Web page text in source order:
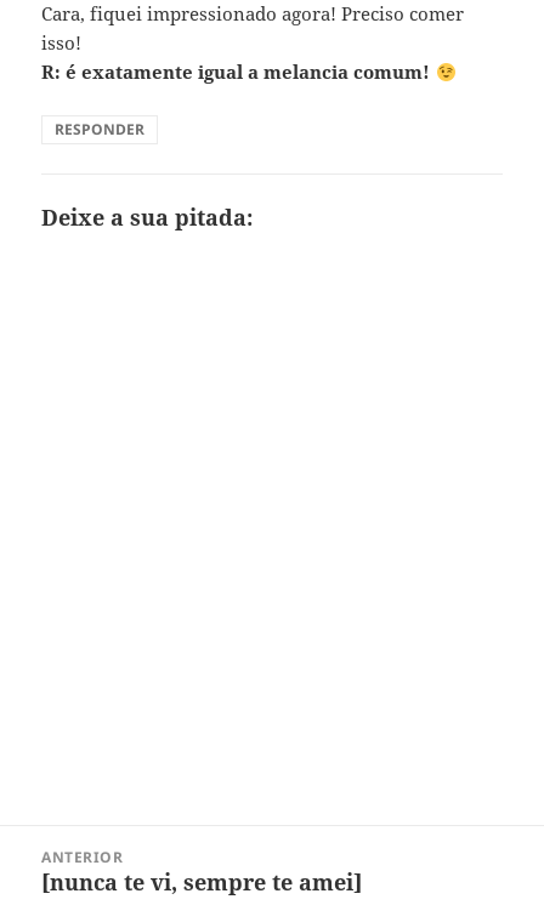
Cara, fiquei impressionado agora! Preciso comer
isso!
R: é exatamente igual a melancia comum!
RESPONDER
Deixe a sua pitada:
ANTERIOR
Post
[nunca te vi, sempre te amei]